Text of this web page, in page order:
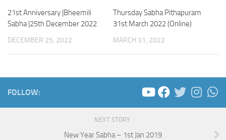
21st Anniversary |Bheemili
Sabha |25th December 2022
DECEMBER 25, 2022
Thursday Sabha Pithapuram
31st March 2022 (Online)
MARCH 31, 2022
FOLLOW:
NEXT STORY
New Year Sabha – 1st Jan 2019